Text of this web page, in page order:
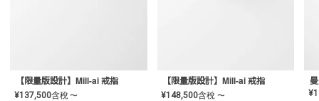
【限量版設計】Mill-ai 戒指
¥137,500含稅 〜
【限量版設計】Mill-ai 戒指
¥148,500含稅 〜 ¥